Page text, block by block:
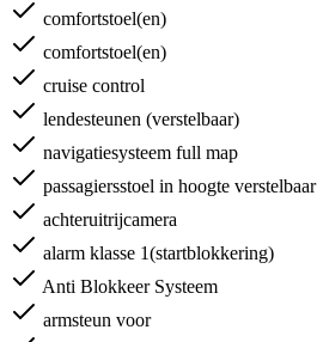
comfortstoel(en)
comfortstoel(en)
cruise control
lendesteunen (verstelbaar)
navigatiesysteem full map
passagiersstoel in hoogte verstelbaar
achteruitrijcamera
alarm klasse 1(startblokkering)
Anti Blokkeer Systeem
armsteun voor